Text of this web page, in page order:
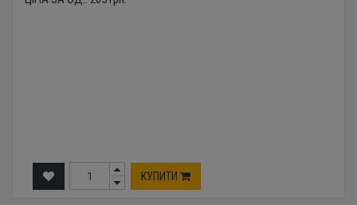
КУПИТИ